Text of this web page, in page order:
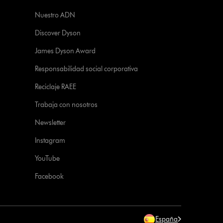
Nuestro ADN
Discover Dyson
James Dyson Award
Responsabilidad social corporativa
Reciclaje RAEE
Trabaja con nosotros
Newsletter
Instagram
YouTube
Facebook
España